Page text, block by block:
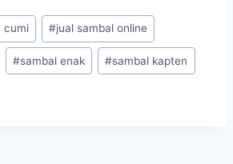
cumi #jual sambal online
#sambal enak #sambal kapten